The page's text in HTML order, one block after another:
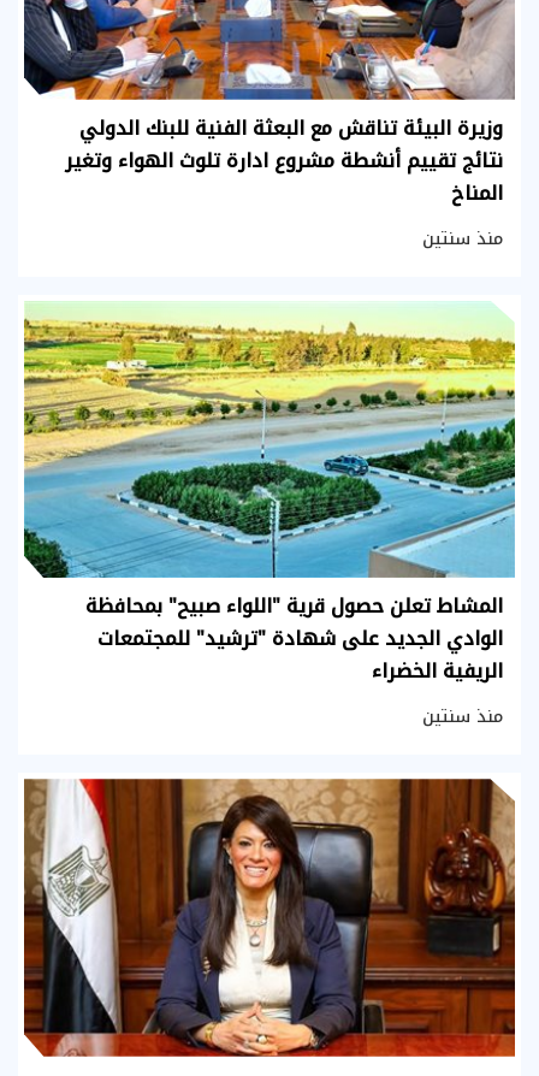
وزيرة البيئة تناقش مع البعثة الفنية للبنك الدولي
نتائج تقييم أنشطة مشروع ادارة تلوث الهواء وتغير
المناخ
منذ سنتين
المشاط تعلن حصول قرية "اللواء صبيح" بمحافظة
الوادي الجديد على شهادة "ترشيد" للمجتمعات
الريفية الخضراء
منذ سنتين